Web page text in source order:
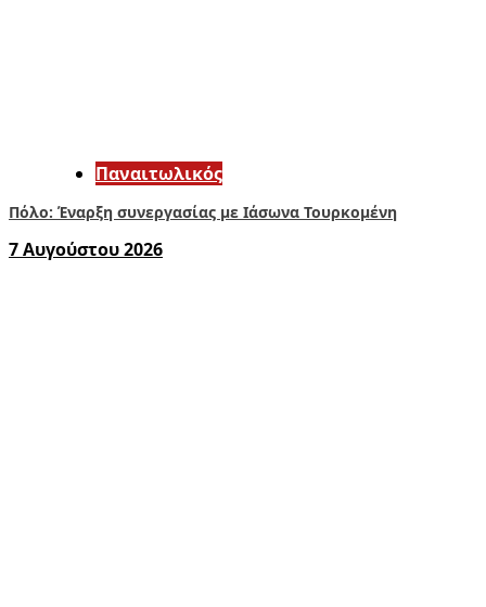
Παναιτωλικός
Πόλο: Έναρξη συνεργασίας με Ιάσωνα Τουρκομένη
7 Αυγούστου 2026